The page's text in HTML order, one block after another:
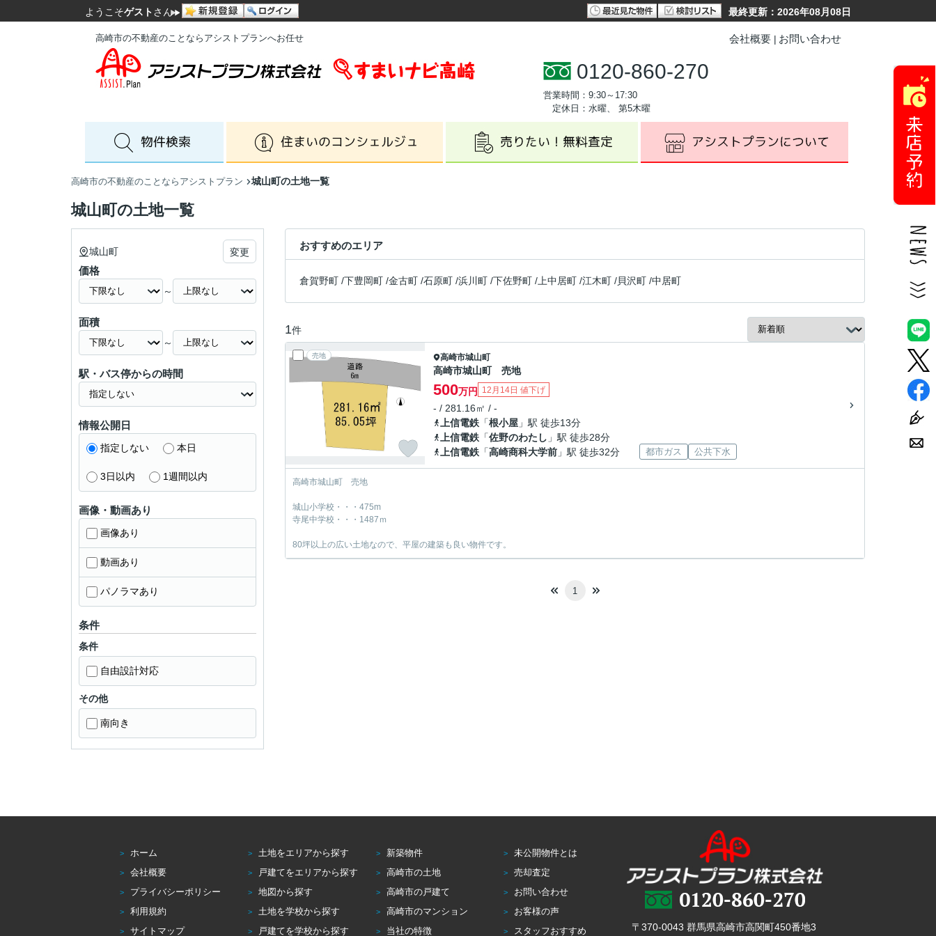
ようこそゲスト さん 最終更新：2026年08月08日
高崎市の不動産のことならアシストプランへお任せ 会社概要 お問い合わせ
0120-860-270
営業時間：9:30～17:30
定休日：水曜、 第5木曜
高崎市の不動産のことならアシストプラン 城山町の土地一覧
城山町の土地一覧
おすすめのエリア
倉賀野町 /下豊岡町 /金古町 /石原町 /浜川町 /下佐野町 / 上中居町 /江木町 /貝沢町 /中居町
1件
売地 高崎市城山町
高崎市城山町 売地
500万円 12月14日 値下げ
- / 281.16㎡ / -
上信電鉄 「根小屋 」駅 徒歩13分
上信電鉄 「佐野のわたし 」駅 徒歩28分
上信電鉄 「高崎商科大学前 」駅 徒歩32分 都市ガス 公共下水
高崎市城山町 売地
城山小学校・・・475m
寺尾中学校・・・1487ｍ
80坪以上の広い土地なので、平屋の建築も良い物件です。
1
城山町 変更
価格
～
面積
～
駅・バス停からの時間
情報公開日
指定しない 本日
3日以内 1週間以内
画像・動画あり
画像あり
動画あり
パノラマあり
条件
条件
自由設計対応
その他
南向き
ホーム 土地をエリアから探す 新築物件
未公開物件とは
会社概要
戸建てをエリアから探す 高崎市の土地
売却査定
プライバシーポリシー
地図から探す 高崎市の戸建て
お問い合わせ
利用規約
土地を学校から探す 高崎市のマンション
お客様の声
サイトマップ
戸建てを学校から探す 当社の特徴 スタッフおすすめ 〒370-0043 群馬県高崎市高関町450番地3